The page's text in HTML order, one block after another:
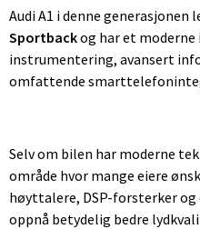
Audi A1 i denne generasjonen
Sportbackog har et
instrumentering, avansert
omfattende
Selv om bilen har moderne
område hvor mange eiere
høyttalere, DSP-forsterker
oppnå betydelig bedre